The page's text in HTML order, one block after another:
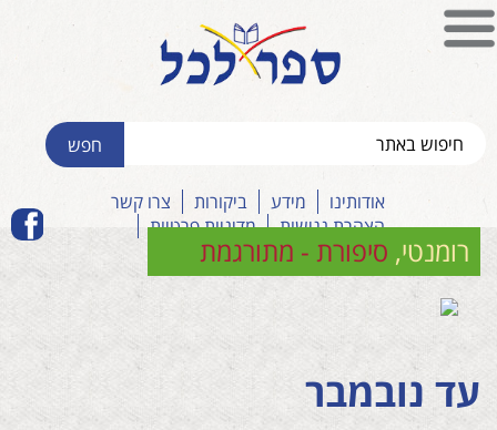
אודותינו מידע ביקורות
צרו קשר
הצהרת נגישות
מדיניות פרטיות
רומנטי, סיפורת - מתורגמת
עד נובמבר